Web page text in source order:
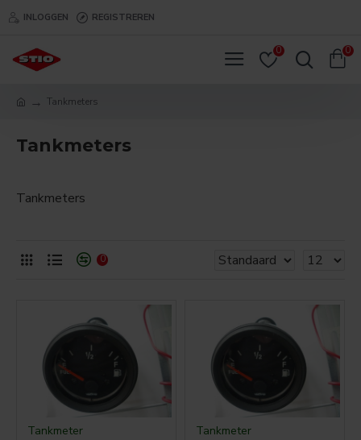
INLOGGEN REGISTREREN
0 0
Tankmeters
Tankmeters
Tankmeters
0
Tankmeter Tankmeter